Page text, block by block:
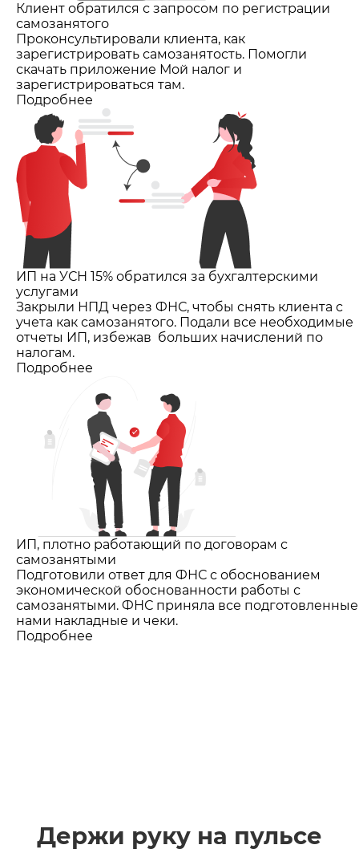
Клиент обратился с запросом по регистрации
самозанятого
Проконсультировали клиента, как
зарегистрировать самозанятость. Помогли
скачать приложение Мой налог и
зарегистрироваться там.
Подробнее
ИП на УСН 15% обратился за бухгалтерскими
услугами
Закрыли НПД через ФНС, чтобы снять клиента с
учета как самозанятого. Подали все необходимые
отчеты ИП, избежав больших начислений по
налогам.
Подробнее
ИП, плотно работающий по договорам с
самозанятыми
Подготовили ответ для ФНС с обоснованием
экономической обоснованности работы с
самозанятыми. ФНС приняла все подготовленные
нами накладные и чеки.
Подробнее
Держи руку на пульсе